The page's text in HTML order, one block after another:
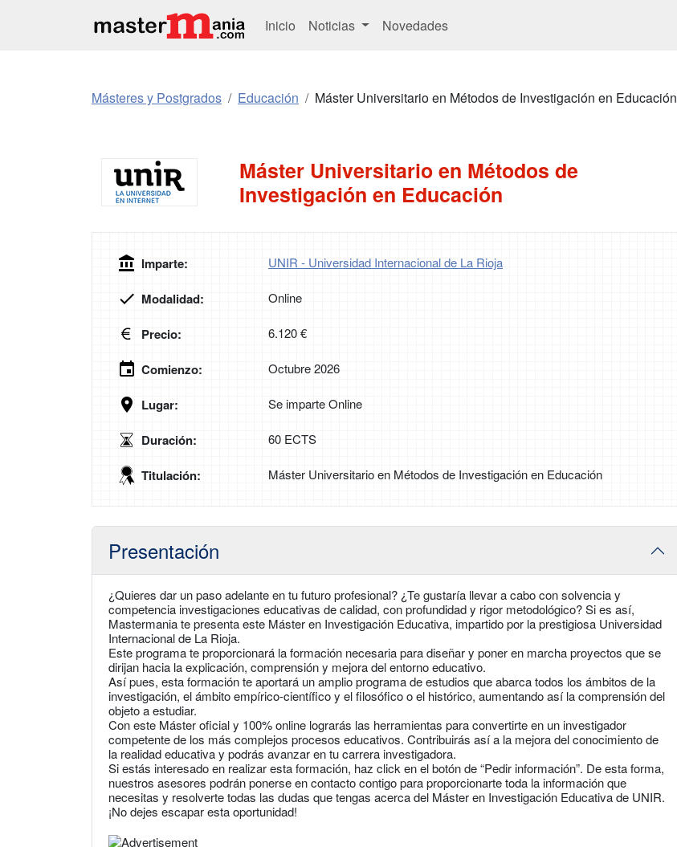
Inicio Noticias Novedades
Másteres y Postgrados Educación Máster Universitario en Métodos de Investigación en Educación
Máster Universitario en Métodos de
Investigación en Educación
Imparte: UNIR - Universidad Internacional de La Rioja
Modalidad: Online
Precio: 6.120 €
Comienzo: Octubre 2026
Lugar: Se imparte Online
Duración: 60 ECTS
Titulación: Máster Universitario en Métodos de Investigación en Educación
Presentación
¿Quieres dar un paso adelante en tu futuro profesional? ¿Te gustaría llevar a cabo con solvencia y
competencia investigaciones educativas de calidad, con profundidad y rigor metodológico? Si es así,
Mastermania te presenta este Máster en Investigación Educativa, impartido por la prestigiosa Universidad
Internacional de La Rioja.
Este programa te proporcionará la formación necesaria para diseñar y poner en marcha proyectos que se
dirijan hacia la explicación, comprensión y mejora del entorno educativo.
Así pues, esta formación te aportará un amplio programa de estudios que abarca todos los ámbitos de la
investigación, el ámbito empírico-científico y el filosófico o el histórico, aumentando así la comprensión del
objeto a estudiar.
Con este Máster oficial y 100% online lograrás las herramientas para convertirte en un investigador
competente de los más complejos procesos educativos. Contribuirás así a la mejora del conocimiento de
la realidad educativa y podrás avanzar en tu carrera investigadora.
Si estás interesado en realizar esta formación, haz click en el botón de “Pedir información”. De esta forma,
nuestros asesores podrán ponerse en contacto contigo para proporcionarte toda la información que
necesitas y resolverte todas las dudas que tengas acerca del Máster en Investigación Educativa de UNIR.
¡No dejes escapar esta oportunidad!